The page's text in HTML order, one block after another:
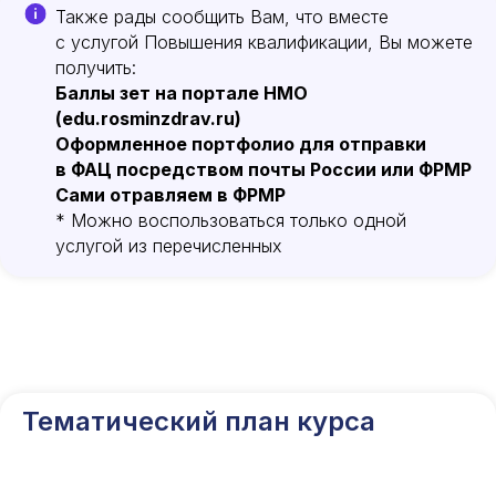
Также рады сообщить Вам, что вместе
с услугой Повышения квалификации, Вы можете
получить:
Баллы зет на портале НМО
(edu.rosminzdrav.ru)
Оформленное портфолио для отправки
в ФАЦ посредством почты России или ФРМР
Сами отравляем в ФРМР
* Можно воспользоваться только одной
услугой из перечисленных
Тематический план курса